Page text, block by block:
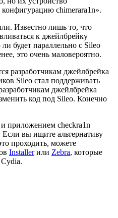
chimerara1n».
Известно лишь то, что
к джейлбрейку
будет параллельно с Sileo
это очень маловероятно.
разработчикам джейлбрейка
Sileo стал поддерживать
джейлбрейка
код под Sileo. Конечно
приложением checkra1n
Если вы ищите альтернативу
проходить, можете
Installerили Zebra, которые
Cydia.